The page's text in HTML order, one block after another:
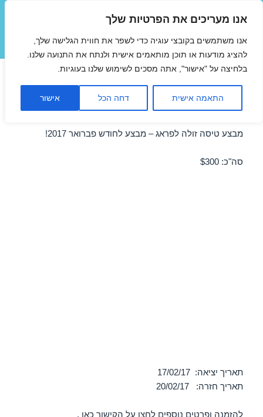
אנו מעריכים את הפרטיות שלך
אנו משתמשים בקובצי עוגיה כדי לשפר את חווית הגלישה שלך,
להציג מודעות או תוכן מותאמים אישית ולנתח את התנועה שלנו.
בלחיצה על "אישור", אתה מסכים לשימוש שלנו בעוגיות.
התאמה אישית דחה הכל אישור
תפריטים
ווידג'טים
טיסות זולות לפראג בפברואר
17/02/2017
מבצע טיסה זולה לפראג – מבצע לחודש פברואר 2017!
סה"כ: $300
תאריך יציאה: 17/02/17
תאריך חזרה: 20/02/17
להזמנה ופרטים נוספים לחצו על הקישור כאן .